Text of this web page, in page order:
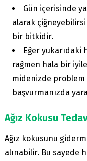
Gün içerisinde
alarak
bir bitkidir.
Eğer
rağmen hala bir
midenizde
başvurmanızda
Ağız Kokusu
Ağız kokusunu
alınabilir. Bu sayede